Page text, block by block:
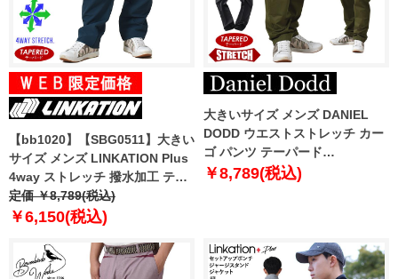
【bb1020】【SBG0511】大きい
サイズ メンズ LINKATION Plus
4way ストレッチ 撥水加工 テー
パード パンツ アスレジャー スポ
ーツウェア la-p230101t
定価 ￥8,789(税込)
￥6,150(税込)
大きいサイズ メンズ DANIEL
DODD ウエストストレッチ カー
ゴ パンツ テーパード
azp230103201t
￥8,789(税込)